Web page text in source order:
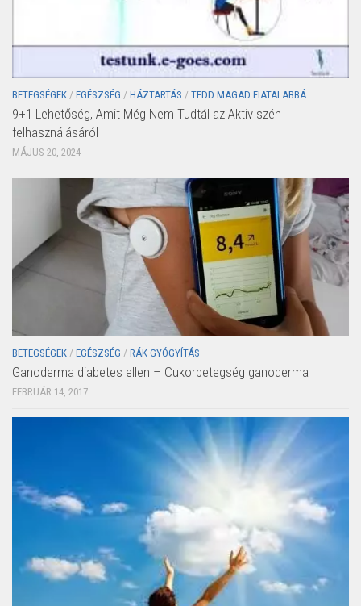
BETEGSÉGEK / EGÉSZSÉG / HÁZTARTÁS / TEDD MAGAD FIATALABBÁ
9+1 Lehetőség, Amit Még Nem Tudtál az Aktiv szén
felhasználásáról
MÁJUS 20, 2024
BETEGSÉGEK / EGÉSZSÉG / RÁK GYÓGYÍTÁS
Ganoderma diabetes ellen – Cukorbetegség ganoderma
FEBRUÁR 14, 2017